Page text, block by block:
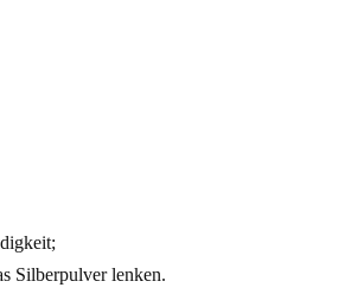
Silberpulver lenken.